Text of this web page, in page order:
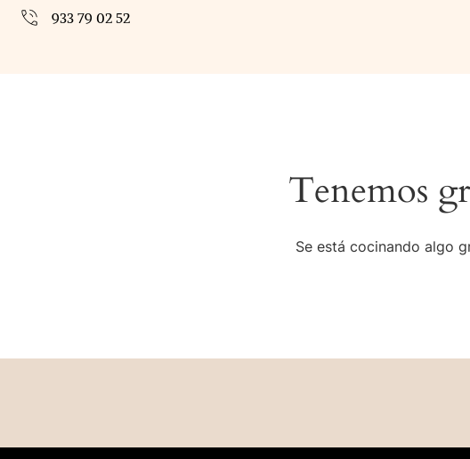
933 79 02 52
Tenemos
Se está cocinando algo